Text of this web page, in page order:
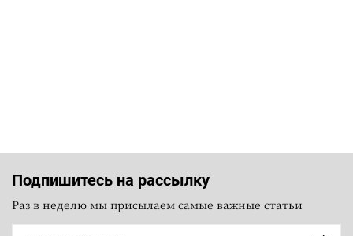
Подпишитесь на рассылку
Раз в неделю мы присылаем самые важные статьи